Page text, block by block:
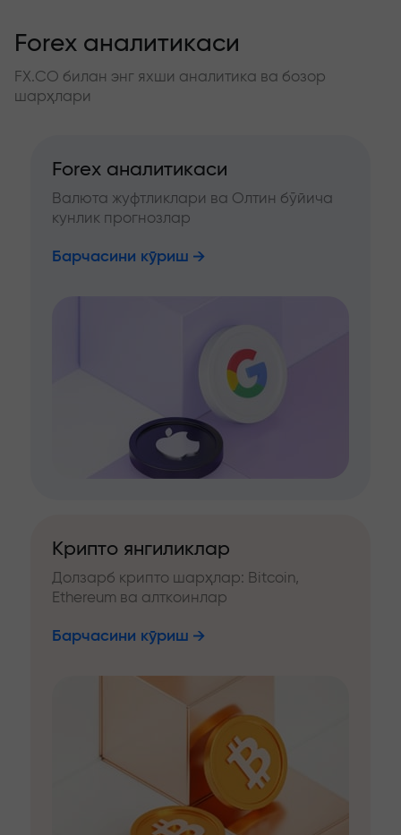
Forex аналитикаси
FX.CO билан энг яхши аналитика ва бозор
шарҳлари
Forex аналитикаси
Валюта жуфтликлари ва Олтин бўйича
кунлик прогнозлар
Барчасини кўриш
Крипто янгиликлар
Долзарб крипто шарҳлар: Bitcoin,
Ethereum ва алткоинлар
Барчасини кўриш